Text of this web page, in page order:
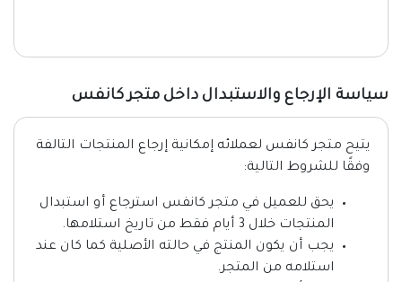
سياسة الإرجاع والاستبدال داخل متجر كانفس
يتيح متجر كانفس لعملائه إمكانية إرجاع المنتجات التالفة
وفقًا للشروط التالية:
يحق للعميل في متجر كانفس استرجاع أو استبدال
المنتجات خلال 3 أيام فقط من تاريخ استلامها.
يجب أن يكون المنتج في حالته الأصلية كما كان عند
استلامه من المتجر.